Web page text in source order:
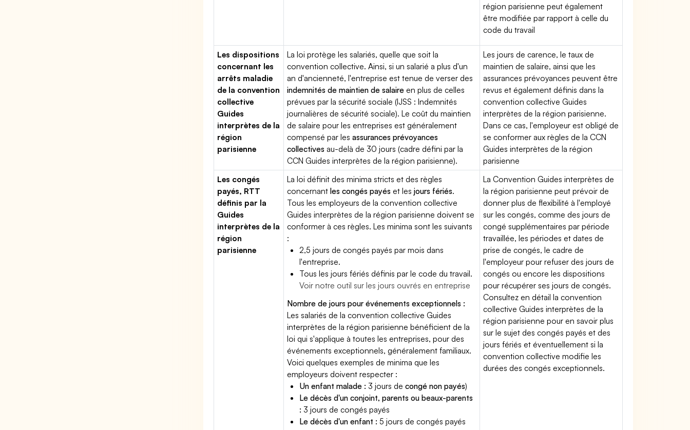
région parisienne peut également
être modifiée par rapport à celle du
code du travail
Les dispositions
concernant les
arrêts maladie
de la convention
collective
Guides
interprètes de la
région
parisienne
La loi protège les salariés, quelle que soit la
convention collective. Ainsi, si un salarié a plus d'un
an d'ancienneté, l'entreprise est tenue de verser des
indemnités de maintien de salaire en plus de celles
prévues par la sécurité sociale (IJSS : Indemnités
journalières de sécurité sociale). Le coût du maintien
de salaire pour les entreprises est généralement
compensé par lesassurances prévoyances
collectives au-delà de 30 jours (cadre défini par la
CCN Guides interprètes de la région parisienne).
Les jours de carence, le taux de
maintien de salaire, ainsi que les
assurances prévoyances peuvent être
revus et également définis dans la
convention collective Guides
interprètes de la région parisienne.
Dans ce cas, l'employeur est obligé de
se conformer aux règles de la CCN
Guides interprètes de la région
parisienne
Les congés
payés, RTT
définis par la
Guides
interprètes de la
région
parisienne
La loi définit des minima stricts et des règles
concernantles congés payés et lesjours fériés.
Tous les employeurs de la convention collective
Guides interprètes de la région parisienne doivent se
conformer à ces règles. Les minima sont les suivants
:
2,5 jours de congés payés par mois dans
l'entreprise.
Tous les jours fériés définis par le code du travail.
Voir notre outil sur les jours ouvrés en entreprise
Nombre de jours pour événements exceptionnels :
Les salariés de la convention collective Guides
interprètes de la région parisienne bénéficient de la
loi qui s'applique à toutes les entreprises, pour des
événements exceptionnels, généralement familiaux.
Voici quelques exemples de minima que les
employeurs doivent respecter :
Un enfant malade : 3 jours decongé non payés)
Le décès d'un conjoint, parents ou beaux-parents
: 3 jours de congés payés
Le décès d'un enfant : 5 jours de congés payés
La Convention Guides interprètes de
la région parisienne peut prévoir de
donner plus de flexibilité à l'employé
sur les congés, comme des jours de
congé supplémentaires par période
travaillée, les périodes et dates de
prise de congés, le cadre de
l'employeur pour refuser des jours de
congés ou encore les dispositions
pour récupérer ses jours de congés.
Consultez en détail la convention
collective Guides interprètes de la
région parisienne pour en savoir plus
sur le sujet des congés payés et des
jours fériés et éventuellement si la
convention collective modifie les
durées des congés exceptionnels.